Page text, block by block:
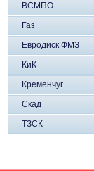
ВСМПО
Газ
Евродиск ФМЗ
КиК
Кременчуг
Скад
ТЗСК